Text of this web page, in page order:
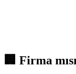
🏢 Firma